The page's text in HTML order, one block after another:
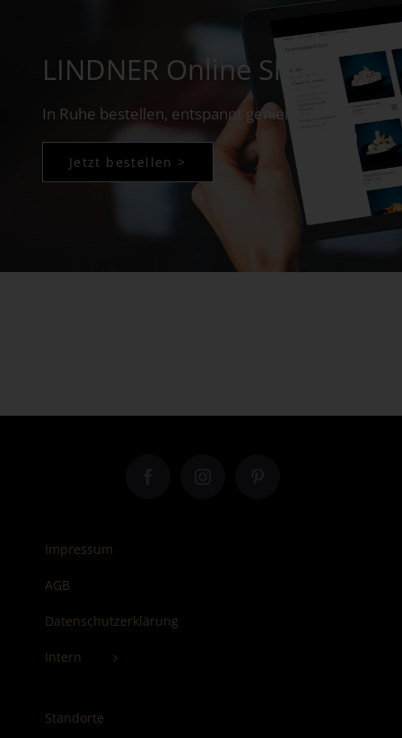
LINDNER Online Shop
In Ruhe bestellen, entspannt genießen!
Jetzt bestellen >
Impressum
AGB
Datenschutzerklärung
Intern
Standorte